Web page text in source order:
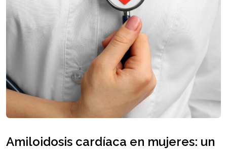
Amiloidosis cardíaca en mujeres: un